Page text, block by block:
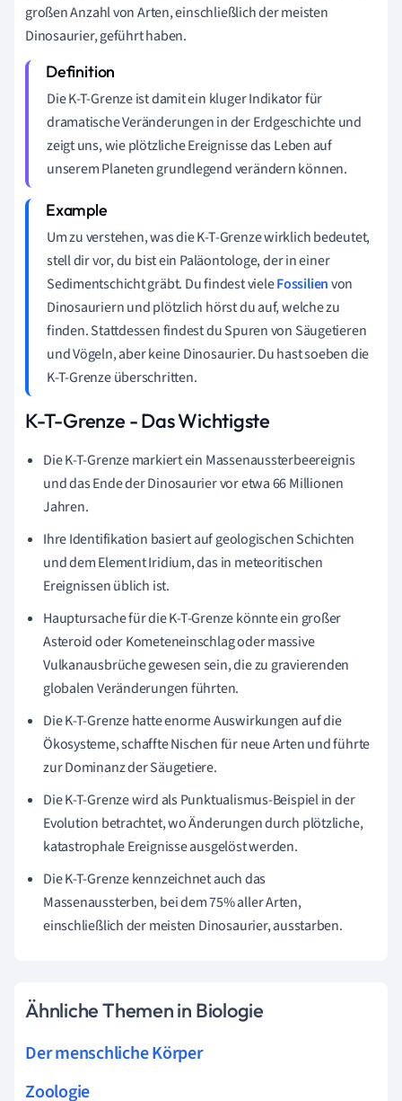
großen Anzahl von Arten, einschließlich der meisten
Dinosaurier, geführt haben.
Die K-T-Grenze ist damit ein kluger Indikator für
dramatische Veränderungen in der Erdgeschichte und
zeigt uns, wie plötzliche Ereignisse das Leben auf
unserem Planeten grundlegend verändern können.
Um zu verstehen, was die K-T-Grenze wirklich bedeutet,
stell dir vor, du bist ein Paläontologe, der in einer
Sedimentschicht gräbt. Du findest vieleFossilienvon
Dinosauriern und plötzlich hörst du auf, welche zu
finden. Stattdessen findest du Spuren von Säugetieren
und Vögeln, aber keine Dinosaurier. Du hast soeben die
K-T-Grenze überschritten.
K-T-Grenze - Das Wichtigste
Die K-T-Grenze markiert ein Massenaussterbeereignis
und das Ende der Dinosaurier vor etwa 66 Millionen
Jahren.
Ihre Identifikation basiert auf geologischen Schichten
und dem Element Iridium, das in meteoritischen
Ereignissen üblich ist.
Hauptursache für die K-T-Grenze könnte ein großer
Asteroid oder Kometeneinschlag oder massive
Vulkanausbrüche gewesen sein, die zu gravierenden
globalen Veränderungen führten.
Die K-T-Grenze hatte enorme Auswirkungen auf die
Ökosysteme, schaffte Nischen für neue Arten und führte
zur Dominanz der Säugetiere.
Die K-T-Grenze wird als Punktualismus-Beispiel in der
Evolution betrachtet, wo Änderungen durch plötzliche,
katastrophale Ereignisse ausgelöst werden.
Die K-T-Grenze kennzeichnet auch das
Massenaussterben, bei dem 75% aller Arten,
einschließlich der meisten Dinosaurier, ausstarben.
Ähnliche Themen in Biologie
Der menschliche Körper
Zoologie